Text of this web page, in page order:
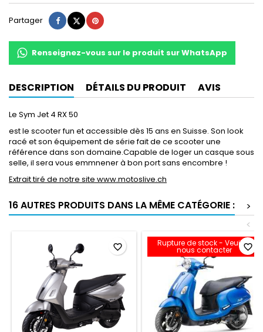
Partager Partager
TweetPinterest
Renseignez-vous sur le produit sur WhatsApp
DESCRIPTION DÉTAILS DU PRODUIT AVIS
Le Sym Jet 4 RX 50
est le scooter fun et accessible dès 15 ans en Suisse. Son look
racé et son équipement de série fait de ce scooter une
référence dans son domaine.Capable de loger un casque sous
selle, il sera vous emmnener à bon port sans encombre !
Extrait tiré de notre site www.motoslive.ch
16 AUTRES PRODUITS DANS LA MÊME CATÉGORIE :
>
<
favorite_border Rupture de stock - Veuillez
nous contacter favorite_border